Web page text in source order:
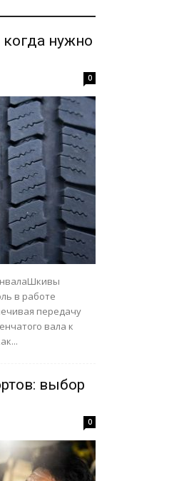
нужно
0
в работе
передачу
вала к
выбор
0